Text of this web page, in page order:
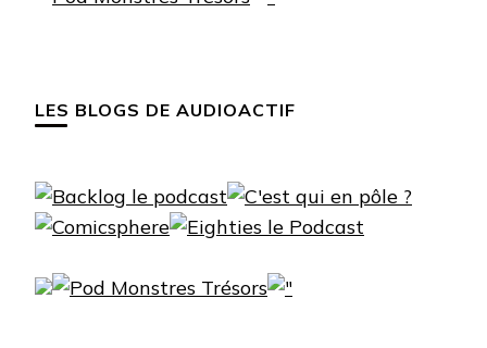
LES BLOGS DE AUDIOACTIF